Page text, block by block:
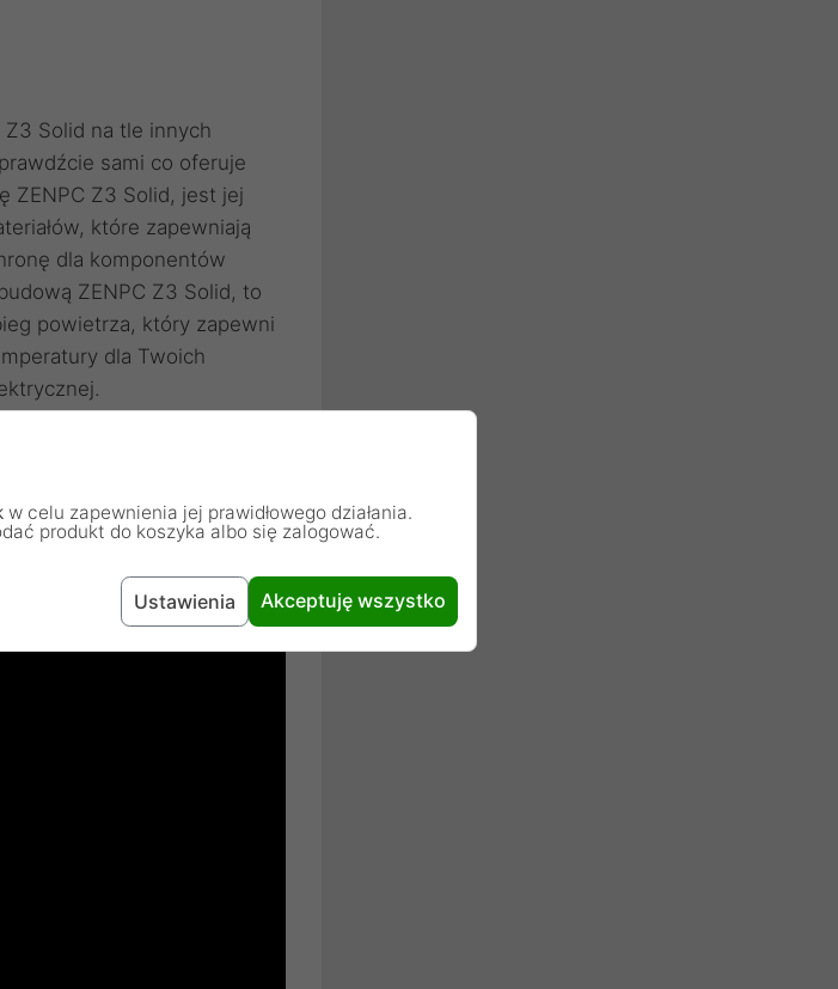
Solid na tle innych
sami co oferuje
ZENPC Z3 Solid, jest jej
które zapewniają
dla komponentów
ZENPC Z3 Solid, to
powietrza, który zapewni
dla Twoich
w celu zapewnienia jej prawidłowego działania.
produkt do koszyka albo się zalogować.
Ustawienia Akceptuję wszystko